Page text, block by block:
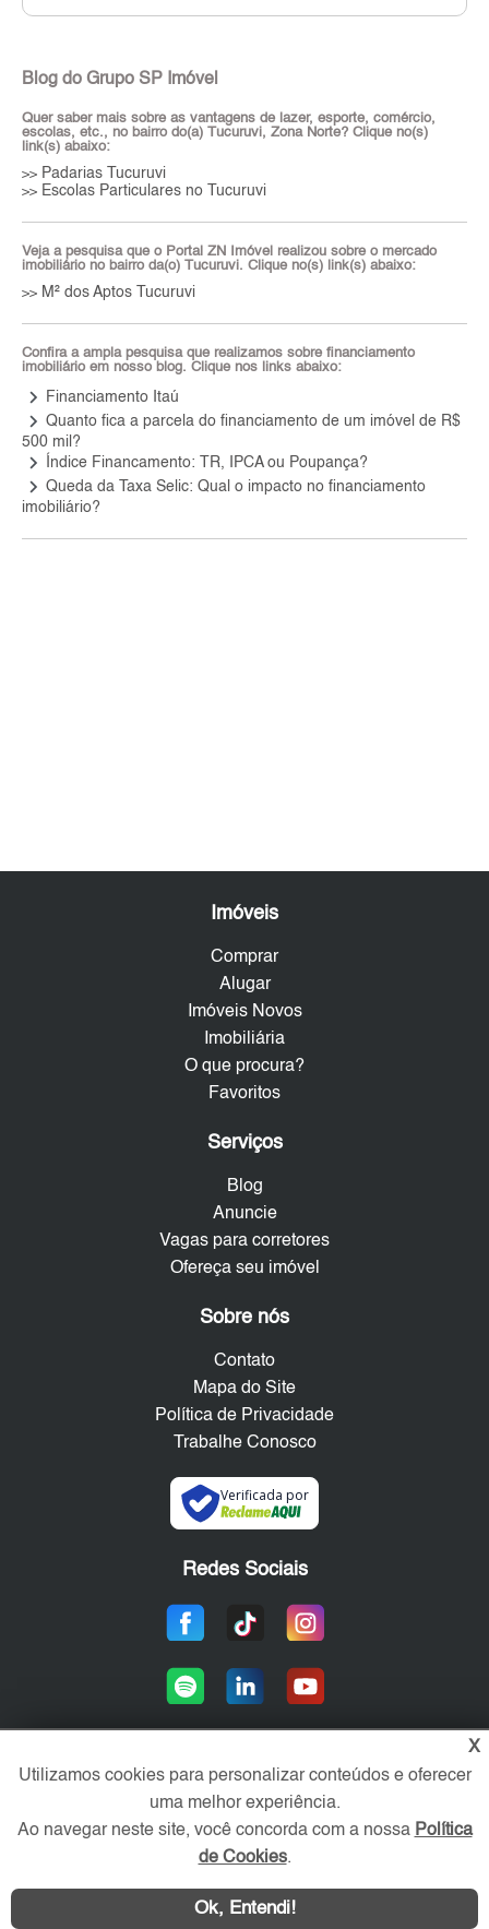
Blog do Grupo SP Imóvel
Quer saber mais sobre as vantagens de lazer, esporte, comércio,
escolas, etc., no bairro do(a) Tucuruvi, Zona Norte? Clique no(s)
link(s) abaixo:
>> Padarias Tucuruvi
>> Escolas Particulares no Tucuruvi
Veja a pesquisa que o Portal ZN Imóvel realizou sobre o mercado
imobiliário no bairro da(o) Tucuruvi. Clique no(s) link(s) abaixo:
>> M² dos Aptos Tucuruvi
Confira a ampla pesquisa que realizamos sobre financiamento
imobiliário em nosso blog. Clique nos links abaixo:
keyboard_arrow_right Financiamento Itaú
keyboard_arrow_right Quanto fica a parcela do financiamento de um imóvel de R$
500 mil?
keyboard_arrow_right Índice Financamento: TR, IPCA ou Poupança?
keyboard_arrow_right Queda da Taxa Selic: Qual o impacto no financiamento
imobiliário?
Imóveis
Comprar
Alugar
Imóveis Novos
Imobiliária
O que procura?
Favoritos
Serviços
Blog
Anuncie
Vagas para corretores
Ofereça seu imóvel
Sobre nós
Contato
Mapa do Site
Política de Privacidade
Trabalhe Conosco
Verificada por
Redes Sociais
Área exclusiva aos anunciantes,
acesse sua conta:
X
Utilizamos cookies para personalizar conteúdos e oferecer
uma melhor experiência.
Ao navegar neste site, você concorda com a nossa Política
de Cookies.
Ok, Entendi!